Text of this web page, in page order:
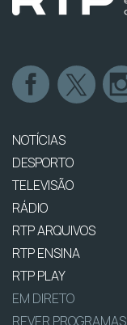
NOTÍCIAS
DESPORTO
TELEVISÃO
RÁDIO
RTP ARQUIVOS
RTP ENSINA
RTP PLAY
EM DIRETO
REVER PROGRAMAS